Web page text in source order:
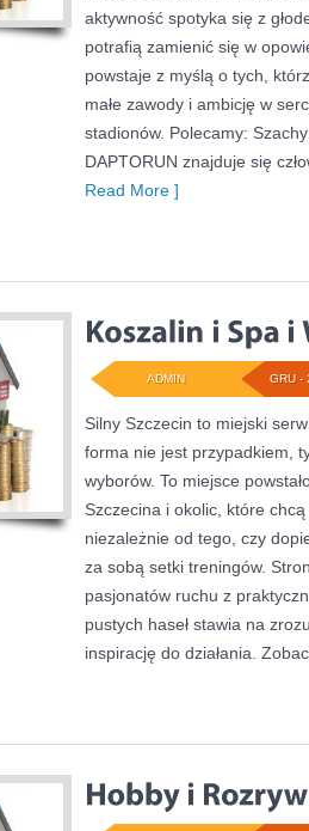
aktywność spotyka się z
potrafią zamienić się w
powstaje z myślą o tych,
małe zawody i ambicję w
stadionów. Polecamy:
DAPTORUN znajduje się
Read More ]
GRU -
ADMIN
Silny Szczecin to miejski
forma nie jest przypadkiem,
wyborów. To miejsce
Szczecina i okolic, które
niezależnie od tego, czy
za sobą setki treningów.
pasjonatów ruchu z
pustych haseł stawia na
inspirację do działania.